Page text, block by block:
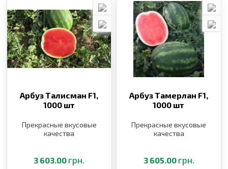
Арбуз Талисман F1,
1000 шт
Прекрасные вкусовые
качества
3 603.00 грн.
Арбуз Тамерлан F1,
1000 шт
Прекрасные вкусовые
качества
3 605.00 грн.